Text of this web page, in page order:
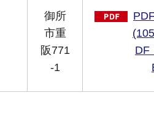
御所
市重
阪771
-1
DF